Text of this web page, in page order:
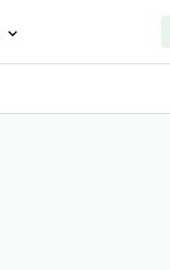
keyboard_arrow_down